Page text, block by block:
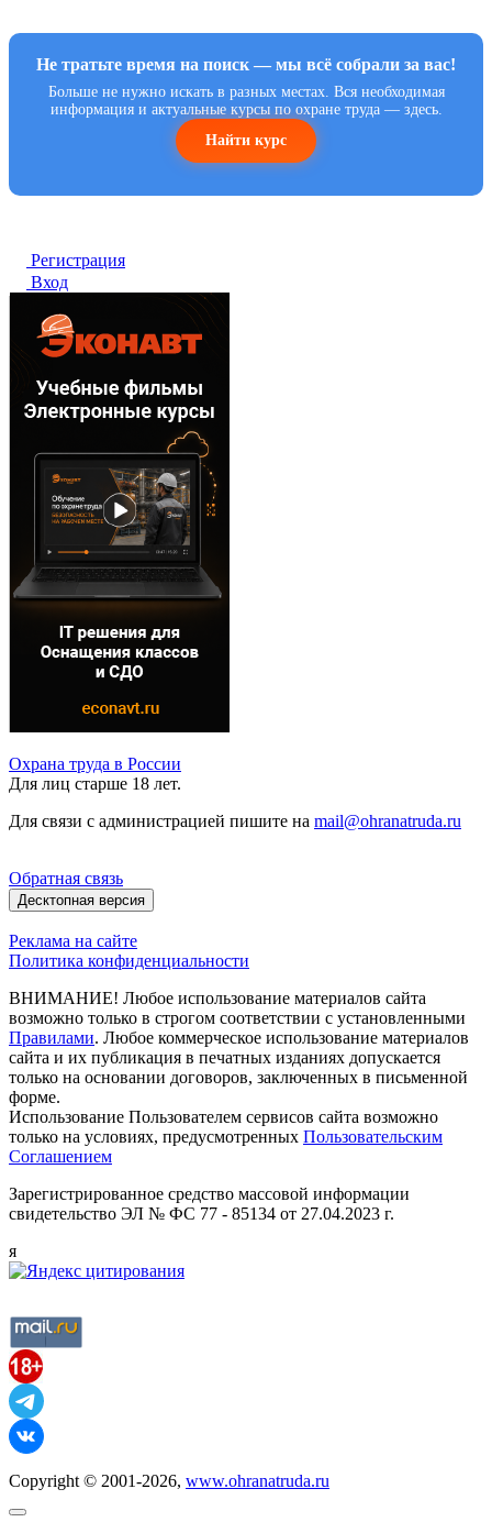
Не тратьте время на поиск — мы всё собрали за вас!
Больше не нужно искать в разных местах. Вся необходимая
информация и актуальные курсы по охране труда — здесь.
Найти курс
Регистрация
Вход
Охрана труда в России
Для лиц старше 18 лет.
Для связи с администрацией пишите на mail@ohranatruda.ru
Обратная связь
Десктопная версия
Реклама на сайте
Политика конфиденциальности
ВНИМАНИЕ! Любое использование материалов сайта
возможно только в строгом соответствии с установленными
Правилами. Любое коммерческое использование материалов
сайта и их публикация в печатных изданиях допускается
только на основании договоров, заключенных в письменной
форме.
Использование Пользователем сервисов сайта возможно
только на условиях, предусмотренных Пользовательским
Соглашением
Зарегистрированное средство массовой информации
свидетельство ЭЛ № ФС 77 - 85134 от 27.04.2023 г.
я
Copyright © 2001-2026, www.ohranatruda.ru